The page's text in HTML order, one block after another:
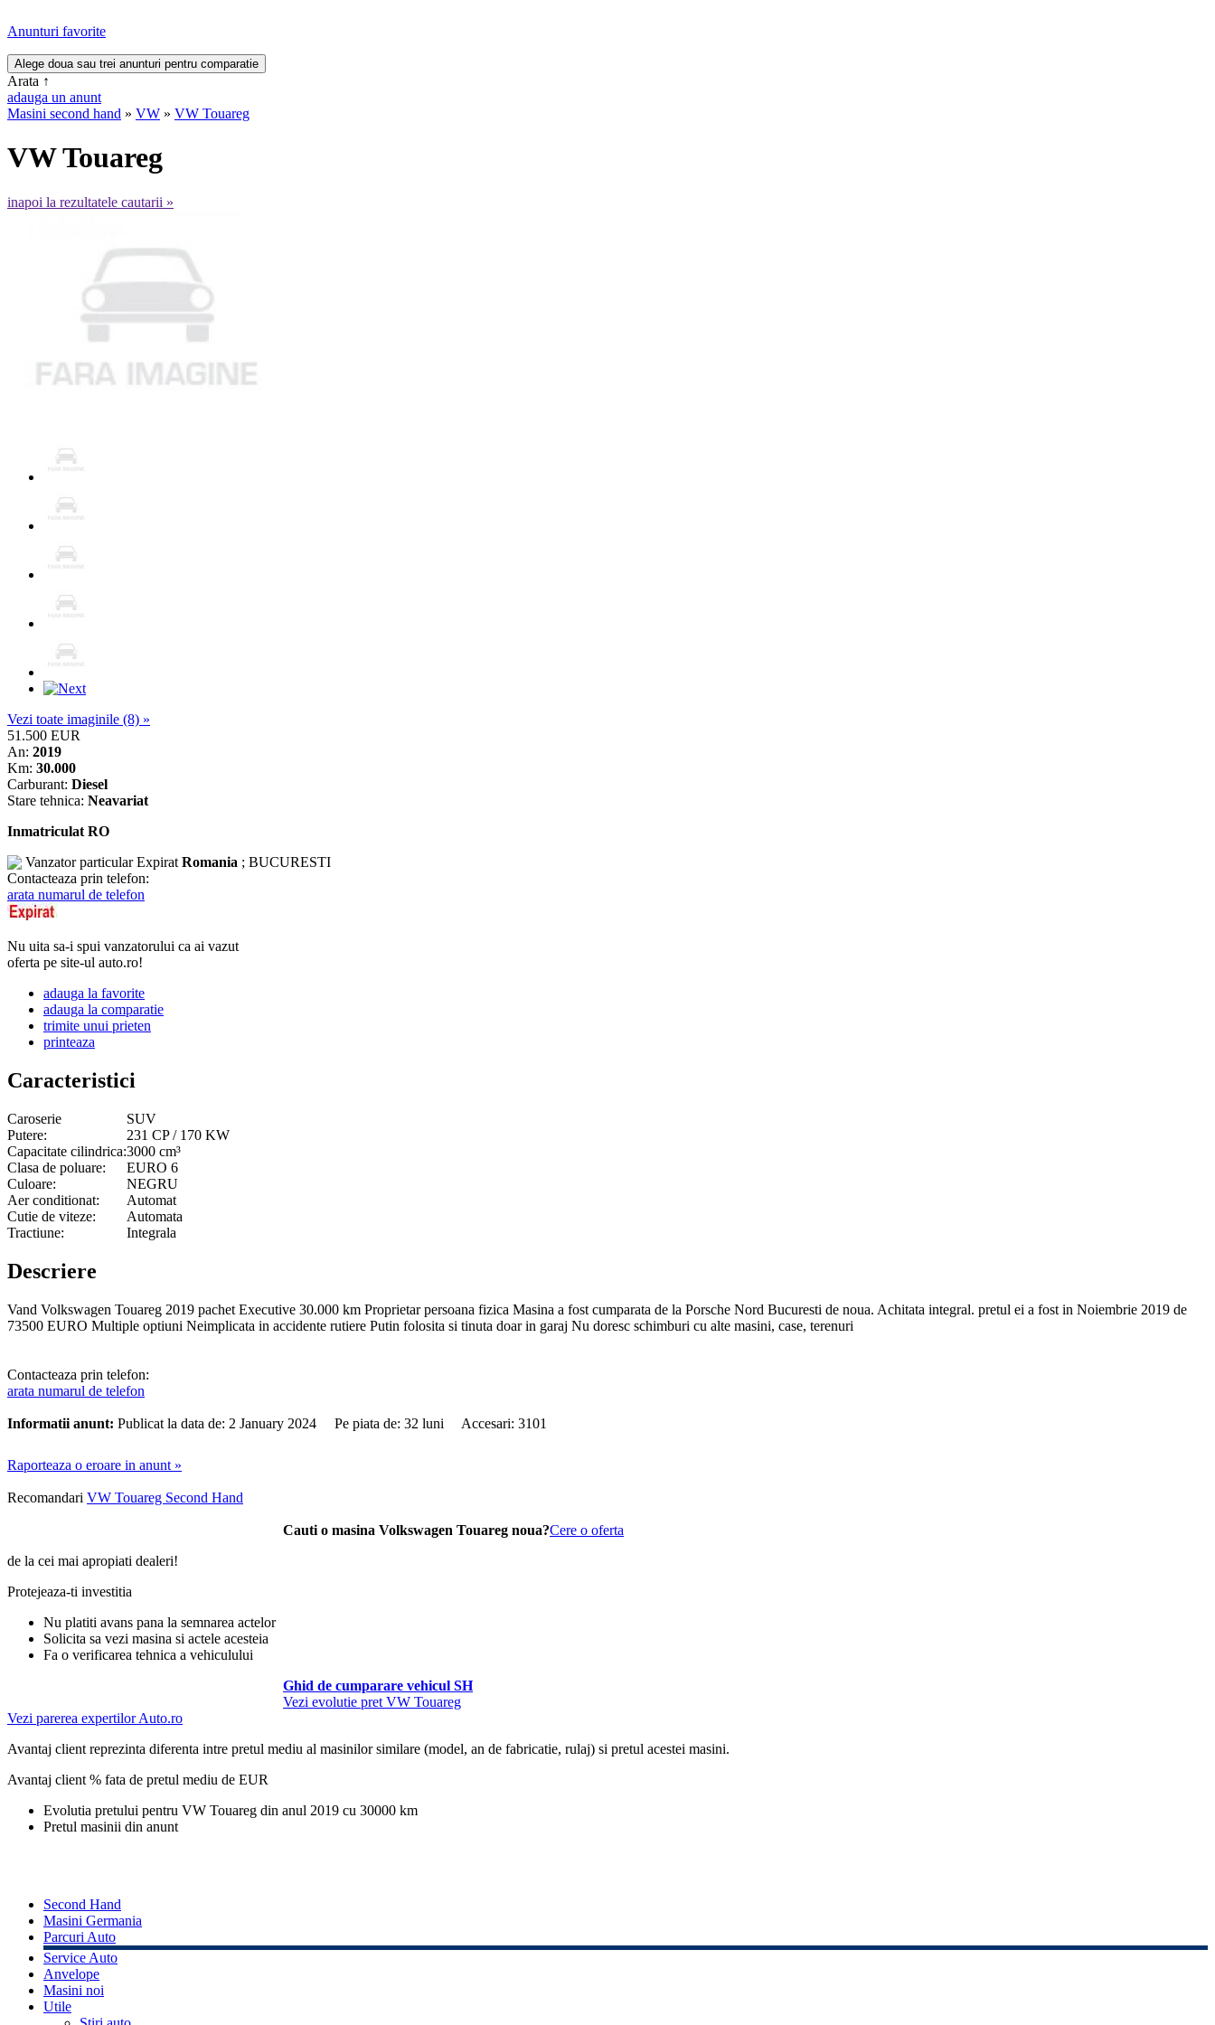
Anunturi favorite
Arata ↑
adauga un anunt
Masini second hand » VW » VW Touareg
VW Touareg
inapoi la rezultatele cautarii »
Vezi toate imaginile (8) »
51.500 EUR
An: 2019
Km: 30.000
Carburant: Diesel
Stare tehnica: Neavariat
Inmatriculat RO
Vanzator particularExpirat Romania ; BUCURESTI
Contacteaza prin telefon:
arata numarul de telefon
Nu uita sa-i spui vanzatorului ca ai vazut
oferta pe site-ul auto.ro!
adauga la favorite
adauga la comparatie
trimite unui prieten
printeaza
Caracteristici
Caroserie
SUV
Putere:
231 CP / 170 KW
Capacitate cilindrica:3000 cm³
Clasa de poluare:
EURO 6
Culoare:
NEGRU
Aer conditionat:
Automat
Cutie de viteze:
Automata
Tractiune:
Integrala
Descriere
Vand Volkswagen Touareg 2019 pachet Executive 30.000 km Proprietar persoana fizica Masina a fost cumparata de la Porsche Nord Bucuresti de noua. Achitata integral. pretul ei a fost in Noiembrie 2019 de
73500 EURO Multiple optiuni Neimplicata in accidente rutiere Putin folosita si tinuta doar in garaj Nu doresc schimburi cu alte masini, case, terenuri
Contacteaza prin telefon:
arata numarul de telefon
Informatii anunt: Publicat la data de: 2 January 2024 Pe piata de: 32 luni Accesari: 3101
Raporteaza o eroare in anunt »
Recomandari VW Touareg Second Hand
Cauti o masina Volkswagen Touareg noua?Cere o oferta
de la cei mai apropiati dealeri!
Protejeaza-ti investitia
Nu platiti avans pana la semnarea actelor
Solicita sa vezi masina si actele acesteia
Fa o verificarea tehnica a vehiculului
Ghid de cumparare vehicul SH
Vezi evolutie pret VW Touareg
Vezi parerea expertilor Auto.ro
Avantaj client reprezinta diferenta intre pretul mediu al masinilor similare (model, an de fabricatie, rulaj) si pretul acestei masini.
Avantaj client % fata de pretul mediu de EUR
Evolutia pretului pentru VW Touareg din anul 2019 cu 30000 km
Pretul masinii din anunt
Second Hand
Masini Germania
Parcuri Auto
Service Auto
Anvelope
Masini noi
Utile